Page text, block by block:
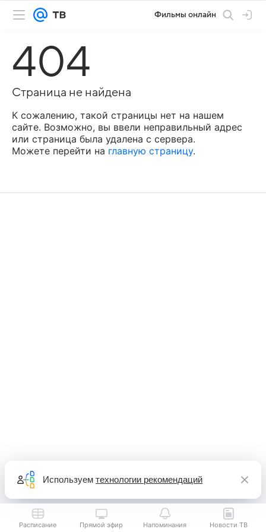
Фильмы онлайн
404
Страница не найдена
К сожалению, такой страницы нет на нашем
сайте. Возможно, вы ввели неправильный адрес
или страница была удалена с сервера.
Можете перейти на главную страницу.
Расписание Прямой эфир Напоминания Новости ТВ
Используем технологии рекомендаций